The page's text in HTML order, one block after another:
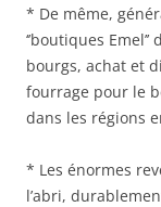
* De même,
‘’boutiques
bourgs, achat et
fourrage pour le
dans les régions
* Les énormes
l’abri,